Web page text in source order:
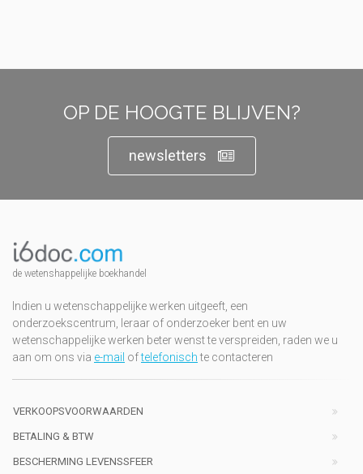
OP DE HOOGTE BLIJVEN?
newsletters
de wetenshappelijke boekhandel
Indien u wetenschappelijke werken uitgeeft, een
onderzoekscentrum, leraar of onderzoeker bent en uw
wetenschappelijke werken beter wenst te verspreiden, raden we u
aan om ons via e-mail oftelefonischte contacteren
VERKOOPSVOORWAARDEN
BETALING & BTW
BESCHERMING LEVENSSFEER